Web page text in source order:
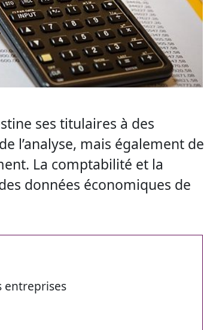
ses titulaires à des
l’analyse, mais également de
La comptabilité et la
données économiques de
entreprises